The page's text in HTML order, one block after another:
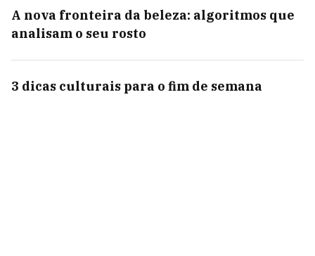
A nova fronteira da beleza: algoritmos que
analisam o seu rosto
3 dicas culturais para o fim de semana